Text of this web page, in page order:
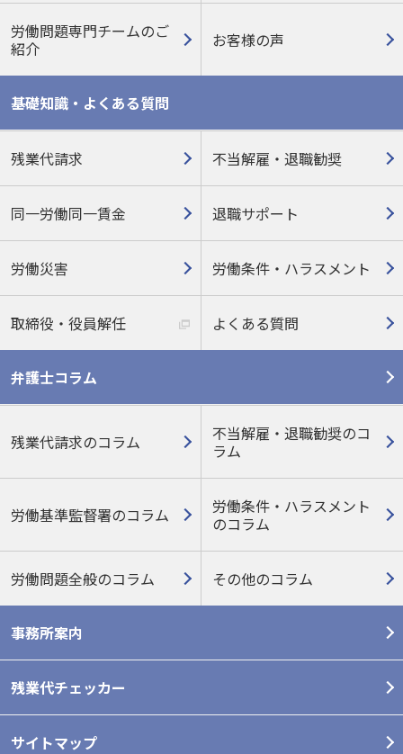
労働問題専門チームのご
紹介
お客様の声
基礎知識・よくある質問
残業代請求 不当解雇・退職勧奨
同一労働同一賃金 退職サポート
労働災害 労働条件・ハラスメント
取締役・役員解任 よくある質問
弁護士コラム
残業代請求のコラム
不当解雇・退職勧奨のコ
ラム
労働基準監督署のコラム
労働条件・ハラスメント
のコラム
労働問題全般のコラム その他のコラム
事務所案内
残業代チェッカー
サイトマップ